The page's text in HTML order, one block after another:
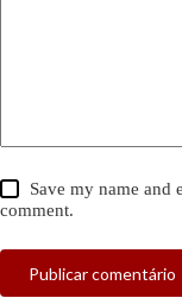
Save my name
comment.
Publicar comentário